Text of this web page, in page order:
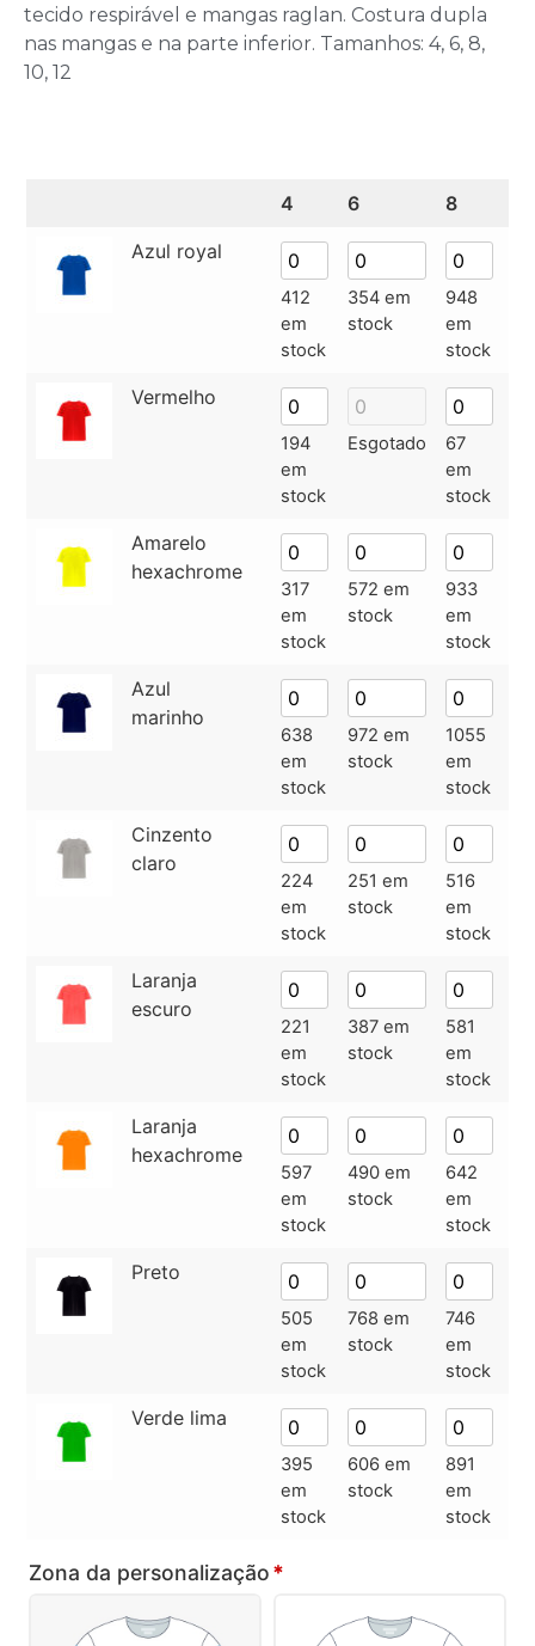
tecido respirável e mangas raglan. Costura dupla
nas mangas e na parte inferior. Tamanhos: 4, 6, 8,
10, 12
4 6 8
Azul royal
412
em
stock
354 em
stock
948
em
stock
Vermelho
194
em
stock
Esgotado
67
em
stock
Amarelo
hexachrome
317
em
stock
572 em
stock
933
em
stock
Azul
marinho
638
em
stock
972 em
stock
1055
em
stock
Cinzento
claro
224
em
stock
251 em
stock
516
em
stock
Laranja
escuro
221
em
stock
387 em
stock
581
em
stock
Laranja
hexachrome
597
em
stock
490 em
stock
642
em
stock
Preto
505
em
stock
768 em
stock
746
em
stock
Verde lima
395
em
stock
606 em
stock
891
em
stock
Zona da personalização*